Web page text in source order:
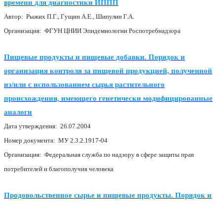
времени для диагностики ИППП
Автор: Рыжих П.Г., Гущин А.Е., Шипулин Г.А.
Организация: ФГУН ЦНИИ Эпидемиологии Роспотребнадзора
Пищевые продукты и пищевые добавки. Порядок и
организация контроля за пищевой продукцией, полученной
из/или с использованием сырья растительного
происхождения, имеющего генетически модифицированные
аналоги
Дата утверждения: 26.07.2004
Номер документа: МУ 2.3.2.1917-04
Организация: Федеральная служба по надзору в сфере защиты прав
потребителей и благополучия человека
Продовольственное сырье и пищевые продукты. Порядок и